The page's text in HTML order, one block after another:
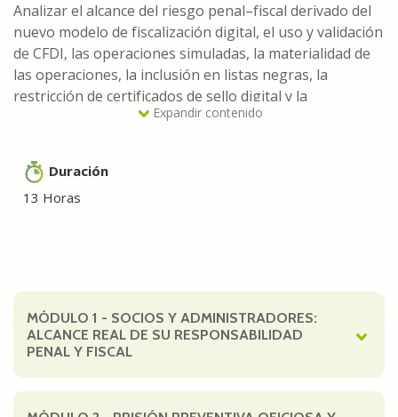
Analizar el alcance del riesgo penal–fiscal derivado del
nuevo modelo de fiscalización digital, el uso y validación
de CFDI, las operaciones simuladas, la materialidad de
las operaciones, la inclusión en listas negras, la
restricción de certificados de sello digital y la
configuración de delitos fiscales.
El seminario tiene como propósito que los
participantes desarrollen criterios técnicos, fiscales y
jurídicos para identificar contingencias, valorar posibles
fiscales, operativas y penales.
A quién va dirigido
Contadores públicos, fiscalistas, abogados fiscales y
penales, auditores, asesores fiscales y responsables de
cumplimiento que intervienen en la revisión,
Expandir contenido
Duración
13 Horas
MÓDULO 1 - SOCIOS Y ADMINISTRADORES:
ALCANCE REAL DE SU RESPONSABILIDAD
PENAL Y FISCAL
Detalles módulo